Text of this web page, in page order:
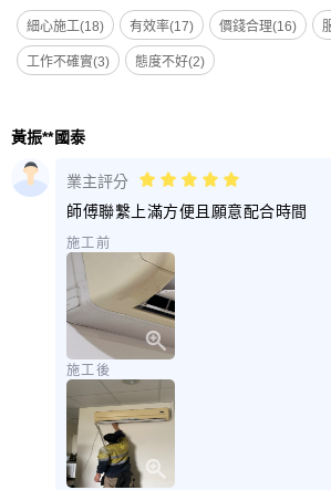
細心施工(18) 有效率(17) 價錢合理(16)
工作不確實(3) 態度不好(2)
黃振**國泰
業主評分
師傅聯繫上滿方便且願意配合時間
施工前
施工後